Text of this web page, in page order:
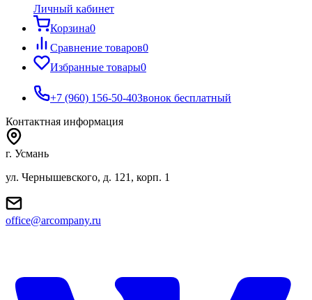
Личный кабинет
Корзина0
Сравнение товаров0
Избранные товары0
+7 (960) 156-50-40Звонок бесплатный
Контактная информация
г. Усмань
ул. Чернышевского, д. 121, корп. 1
office@arcompany.ru